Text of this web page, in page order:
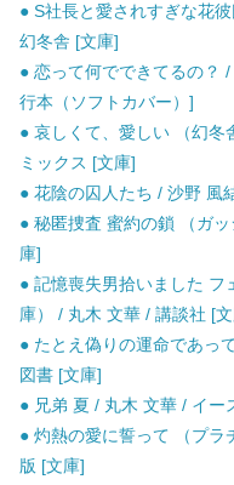
● S社長と愛されすぎな花
幻冬舎 [文庫]
● 恋って何でできてるの？
行本（ソフトカバー）]
● 哀しくて、愛しい （幻冬
ミックス [文庫]
● 花陰の囚人たち / 沙野 風
● 秘匿捜査 蜜約の鎖 （ガ
庫]
● 記憶喪失男拾いました フ
庫） / 丸木 文華 / 講談社 [
● たとえ偽りの運命であっ
図書 [文庫]
● 兄弟 夏 / 丸木 文華 / イー
● 灼熱の愛に誓って （プラ
版 [文庫]